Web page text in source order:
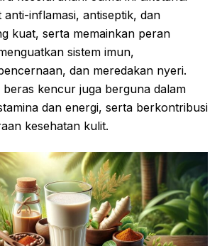
anti-inflamasi, antiseptik, dan
kuat, serta memainkan peran
sistem imun,
dan meredakan nyeri.
beras kencur juga berguna dalam
dan energi, serta berkontribusi
kesehatan kulit.